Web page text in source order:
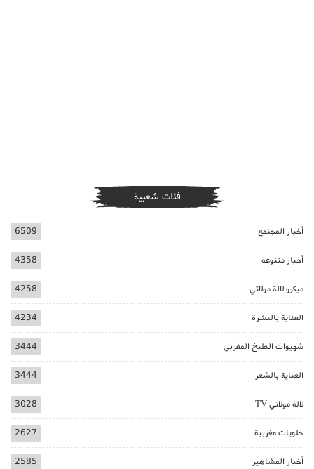
فئات شعبية
أخبار المجتمع 6509
أخبار متنوعة 4358
ميكرو لالة مولاتي 4258
العناية بالبشرة 4234
شهيوات الطبخ المغربي 3444
العناية بالشعر 3444
لالة مولاتي TV 3028
حلويات مغربية 2627
أخبار المشاهير 2585